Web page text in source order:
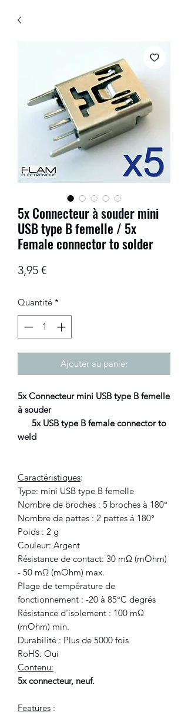
5x Connecteur à souder mini
USB type B femelle / 5x
Female connector to solder
3,95 €Prix
Quantité *
Ajouter au panier
5x Connecteur mini USB type B femelle
à souder
5x USB type B female connector to
weld
Caractéristiques:
Type: mini USB type B femelle
Nombre de broches : 5 broches à 180°
Nombre de pattes : 2 pattes à 180°
Poids : 2 g
Couleur: Argent
Résistance de contact: 30 mΩ (mOhm)
- 50 mΩ (mOhm) max.
Plage de température de
fonctionnement : -20 à 85°C degrés
Résistance d'isolement : 100 mΩ
(mOhm) min.
Durabilité : Plus de 5000 fois
RoHS: Oui
Contenu:
5x connecteur, neuf.
Features :